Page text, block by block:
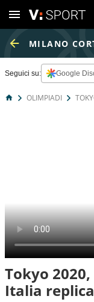
MILANO
Seguici su: Google
OLIMPIADI
Tokyo
Italia